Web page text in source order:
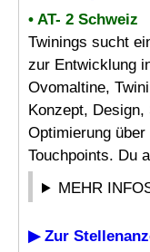
• AT- 2 Schweiz
Twinings sucht
zur Entwicklung
Ovomaltine,
Konzept,
Optimierung
Touchpoints. Du
MEHR
▶ Zur